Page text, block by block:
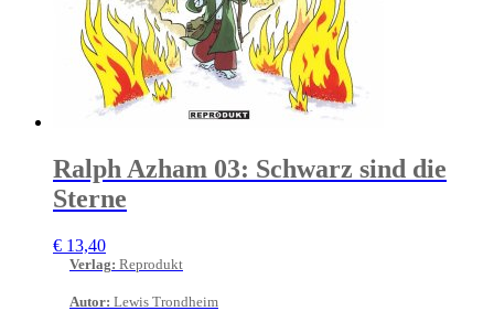
Ralph Azham 03: Schwarz sind die
Sterne
€ 13,40
Verlag: Reprodukt
Autor: Lewis Trondheim